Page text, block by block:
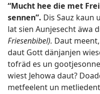
“Mucht hee die met
sennen”. Dis Sauz kaun
lat sien Aunjesecht äwa
Friesenbibel). Daut
daut Gott dänjanjen
tofräd es un
wiest Jehowa daut?
metfeelent un